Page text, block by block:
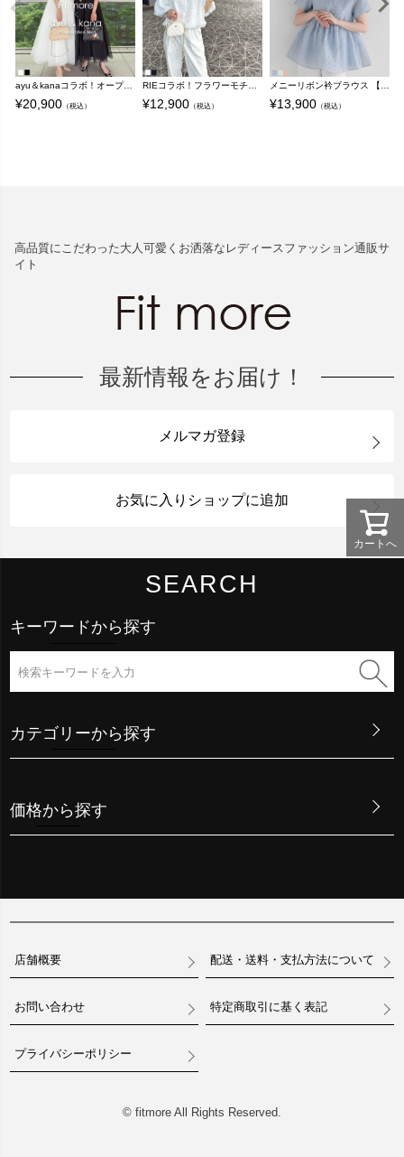
ayu＆kanaコラボ！オープンショルダーチュールワンピース【即納】【宅配便】
¥20,900 （税込）
RIEコラボ！フラワーモチーフバルーンショート丈トップス【宅配便】
¥12,900 （税込）
メニーリボン衿ブラウス 【宅配便】
¥13,900 （税込）
カートへ
高品質にこだわった大人可愛くお洒落なレディースファッション通販サ
イト
最新情報をお届け！
メルマガ登録
お気に入りショップに追加
SEARCH
キーワードから探す
カテゴリーから探す
価格から探す
店舗概要 配送・送料・支払方法について
お問い合わせ 特定商取引に基く表記
プライバシーポリシー
© fitmore All Rights Reserved.